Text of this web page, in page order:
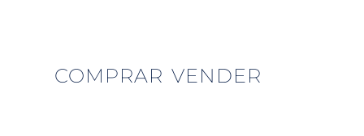
COMPRAR VENDER